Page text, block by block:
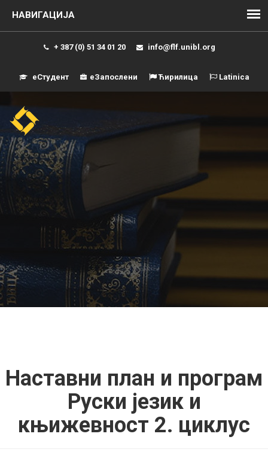
+ 387 (0) 51 34 01 20 info@flf.unibl.org
еСтудент еЗапослени Ћирилица Latinica
Наставни план и програм
Руски језик и
књижевност 2. циклус